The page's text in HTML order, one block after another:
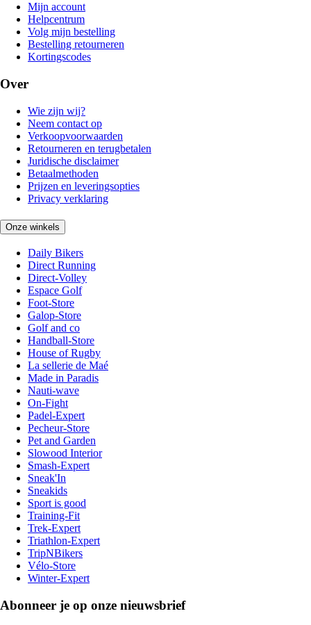
Mijn account
Helpcentrum
Volg mijn bestelling
Bestelling retourneren
Kortingscodes
Over
Wie zijn wij?
Neem contact op
Verkoopvoorwaarden
Retourneren en terugbetalen
Juridische disclaimer
Betaalmethoden
Prijzen en leveringsopties
Privacy verklaring
Onze winkels
Daily Bikers
Direct Running
Direct-Volley
Espace Golf
Foot-Store
Galop-Store
Golf and co
Handball-Store
House of Rugby
La sellerie de Maé
Made in Paradis
Nauti-wave
On-Fight
Padel-Expert
Pecheur-Store
Pet and Garden
Slowood Interior
Smash-Expert
Sneak'In
Sneakids
Sport is good
Training-Fit
Trek-Expert
Triathlon-Expert
TripNBikers
Vélo-Store
Winter-Expert
Abonneer je op onze nieuwsbrief